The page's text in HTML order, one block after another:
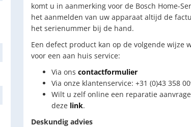
komt u in aanmerking voor de Bosch Home-
het aanmelden van uw apparaat altijd de
het serienummer bij de hand.
Een defect product kan op de volgende wijze
voor een aan huis service:
Via ons contactformulier
Via onze klantenservice: +31 (0)43 358
Wilt u zelf online een reparatie
deze link.
Deskundig advies